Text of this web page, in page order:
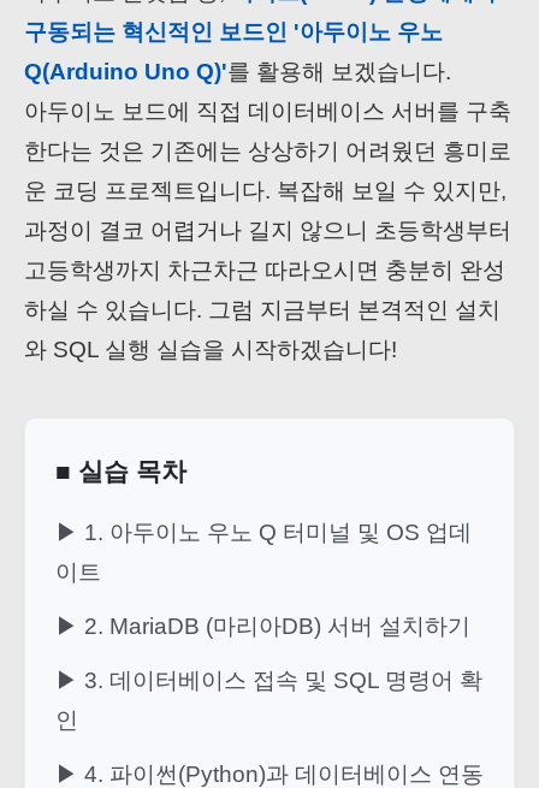
구동되는 혁신적인 보드인 '아두이노 우노
Q(Arduino Uno Q)'를 활용해 보겠습니다.
아두이노 보드에 직접 데이터베이스 서버를 구축
한다는 것은 기존에는 상상하기 어려웠던 흥미로
운 코딩 프로젝트입니다. 복잡해 보일 수 있지만,
과정이 결코 어렵거나 길지 않으니 초등학생부터
고등학생까지 차근차근 따라오시면 충분히 완성
하실 수 있습니다. 그럼 지금부터 본격적인 설치
와 SQL 실행 실습을 시작하겠습니다!
■ 실습 목차
▶ 1. 아두이노 우노 Q 터미널 및 OS 업데
이트
▶ 2. MariaDB (마리아DB) 서버 설치하기
▶ 3. 데이터베이스 접속 및 SQL 명령어 확
인
▶ 4. 파이썬(Python)과 데이터베이스 연동